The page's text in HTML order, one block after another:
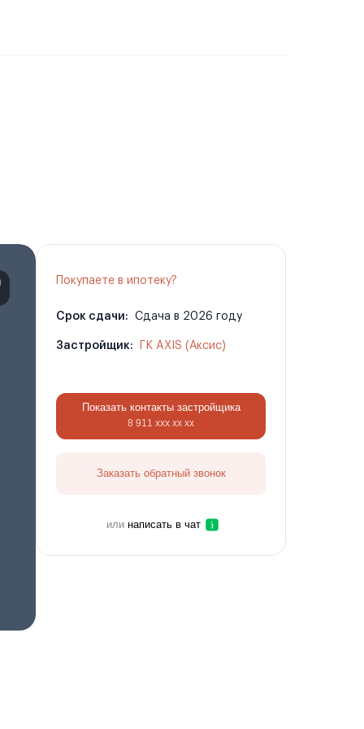
Покупаете в ипотеку?
Срок сдачи: Сдача в 2026 году
Застройщик: ГК AXIS (Аксис)
Показать контакты застройщика
8 911 ххх хх хх
Заказать обратный звонок
или написать в чат